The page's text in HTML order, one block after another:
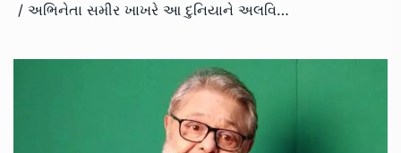
/ અભિનેતા સમીર ખાખરે આ દુનિયાને અલવિદા કહી